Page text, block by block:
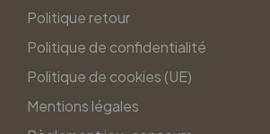
Politique retour
Politique de confidentialité
Politique de cookies (UE)
Mentions légales